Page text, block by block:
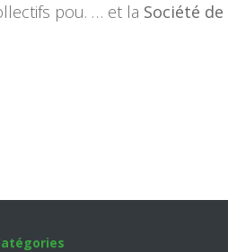
pou. … et la Société de